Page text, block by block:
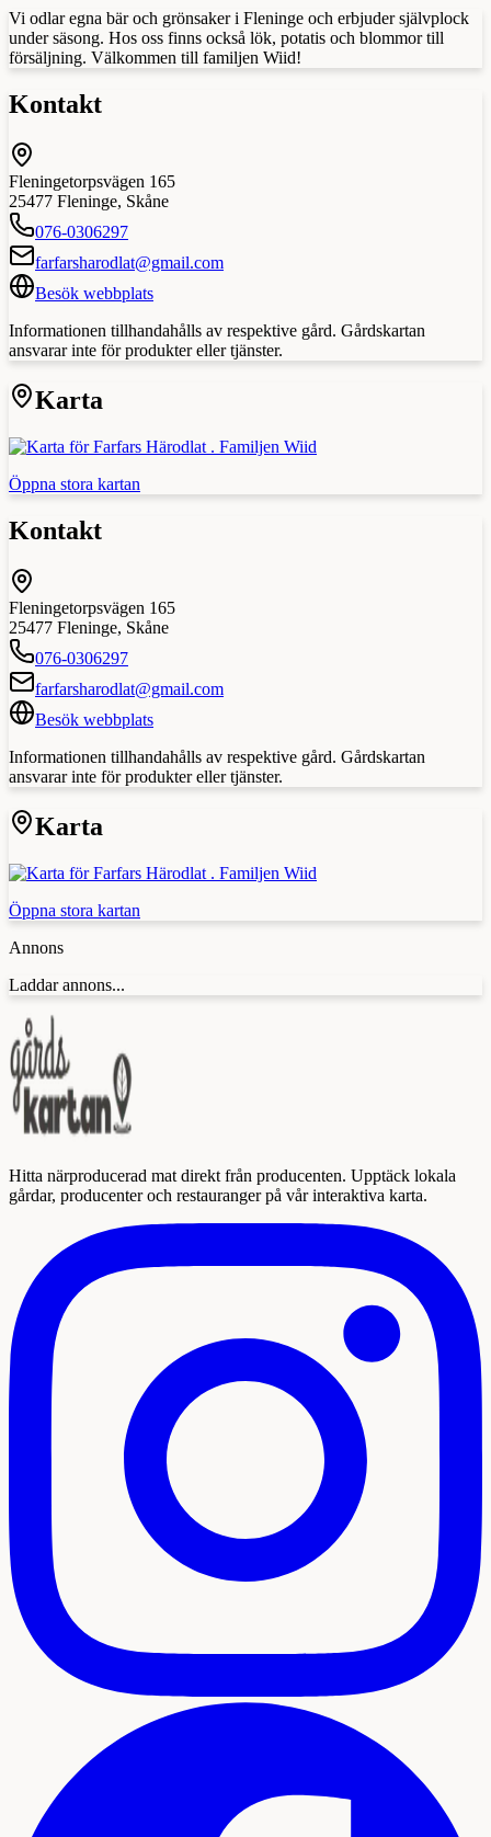
Vi odlar egna bär och grönsaker i Fleninge och erbjuder självplock
under säsong. Hos oss finns också lök, potatis och blommor till
försäljning. Välkommen till familjen Wiid!
Kontakt
Fleningetorpsvägen 165
25477 Fleninge, Skåne
076-0306297
farfarsharodlat@gmail.com
Besök webbplats
Informationen tillhandahålls av respektive gård. Gårdskartan
ansvarar inte för produkter eller tjänster.
Karta
Öppna stora kartan
Kontakt
Fleningetorpsvägen 165
25477 Fleninge, Skåne
076-0306297
farfarsharodlat@gmail.com
Besök webbplats
Informationen tillhandahålls av respektive gård. Gårdskartan
ansvarar inte för produkter eller tjänster.
Karta
Öppna stora kartan
Annons
Laddar annons...
Hitta närproducerad mat direkt från producenten. Upptäck lokala
gårdar, producenter och restauranger på vår interaktiva karta.